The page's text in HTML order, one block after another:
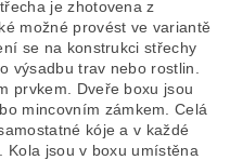
je zhotovena z
možné provést ve variantě
se na konstrukci střechy
výsadbu trav nebo rostlin.
prvkem. Dveře boxu jsou
mincovním zámkem. Celá
kóje a v každé
Kola jsou v boxu umístěna